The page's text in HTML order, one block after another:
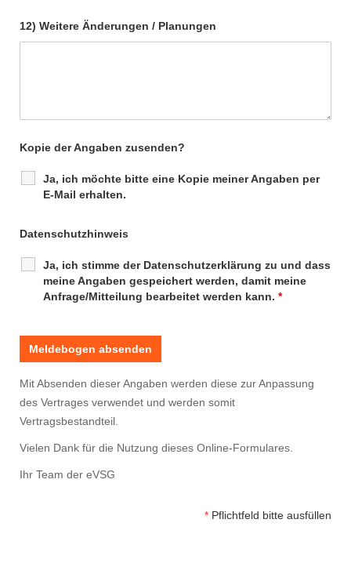
12) Weitere Änderungen / Planungen
Kopie der Angaben zusenden?
Ja, ich möchte bitte eine Kopie meiner Angaben per
E-Mail erhalten.
Datenschutzhinweis
Ja, ich stimme der Datenschutzerklärung zu und dass
meine Angaben gespeichert werden, damit meine
Anfrage/Mitteilung bearbeitet werden kann. *
Mit Absenden dieser Angaben werden diese zur Anpassung
des Vertrages verwendet und werden somit
Vertragsbestandteil.
Vielen Dank für die Nutzung dieses Online-Formulares.
Ihr Team der eVSG
* Pflichtfeld bitte ausfüllen